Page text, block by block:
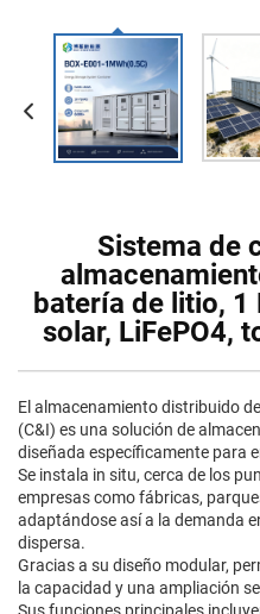
Sistema de
batería de litio, 1
solar, LiFePO4,
El almacenamiento distribuido
(C&I) es una solución de
diseñada específicamente para
Se instala in situ, cerca de los
empresas como fábricas,
adaptándose así a la demanda
dispersa.
Gracias a su diseño modular,
la capacidad y una ampliación